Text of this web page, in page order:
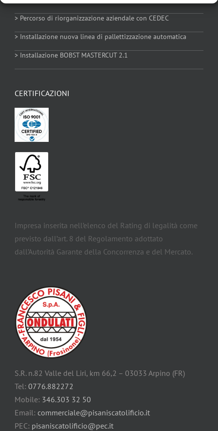
News
Informativa Privacy
Cookie Policy
Manuale Privacy
Condizioni di vendita
> Percorso di riorganizzazione aziendale con CEDEC
> Installazione nuova linea di pallettizzazione automatica
> Installazione BOBST MASTERCUT 2.1
CERTIFICAZIONI
Impresa inserita nell’elenco del Rating di legalità come
previsto dall’art. 8 del Regolamento adottato
dall’Autorità Garante della Concorrenza e del Mercato.
S.R. n.82 Valle del Liri, km 66,2 – 03033 Arpino (FR)
Tel: 0776.882272
Mobile: 346.303 32 50
Email: commerciale@pisaniscatolificio.it
PEC: pisaniscatolificio@pec.it